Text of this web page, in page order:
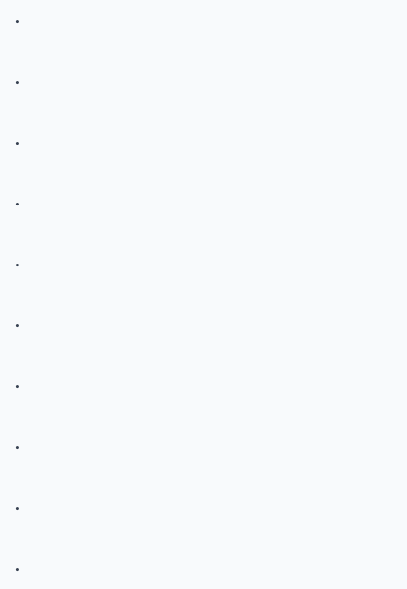
.
.
.
.
.
.
.
.
.
.